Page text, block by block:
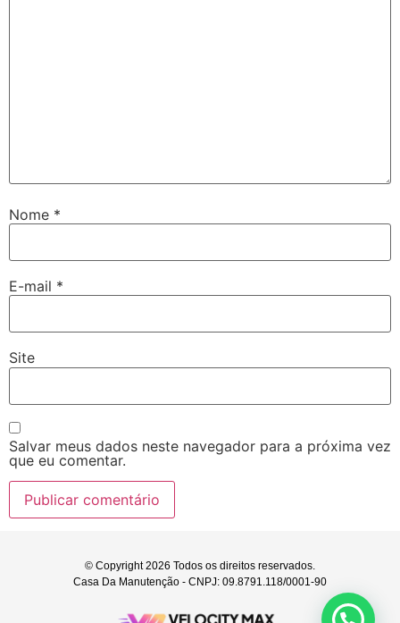
Nome *
E-mail *
Site
Salvar meus dados neste navegador para a próxima vez
que eu comentar.
© Copyright 2026 Todos os direitos reservados.
Casa Da Manutenção - CNPJ: 09.8791.118/0001-90